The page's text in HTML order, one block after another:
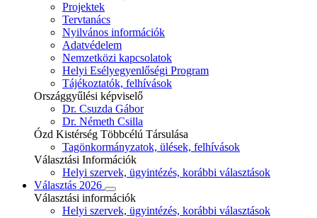
Projektek
Tervtanács
Nyilvános információk
Adatvédelem
Nemzetközi kapcsolatok
Helyi Esélyegyenlőségi Program
Tájékoztatók, felhívások
Országgyűlési képviselő
Dr. Csuzda Gábor
Dr. Németh Csilla
Ózd Kistérség Többcélú Társulása
Tagönkormányzatok, ülések, felhívások
Választási Információk
Helyi szervek, ügyintézés, korábbi választások
Választás 2026
Választási információk
Helyi szervek, ügyintézés, korábbi választások